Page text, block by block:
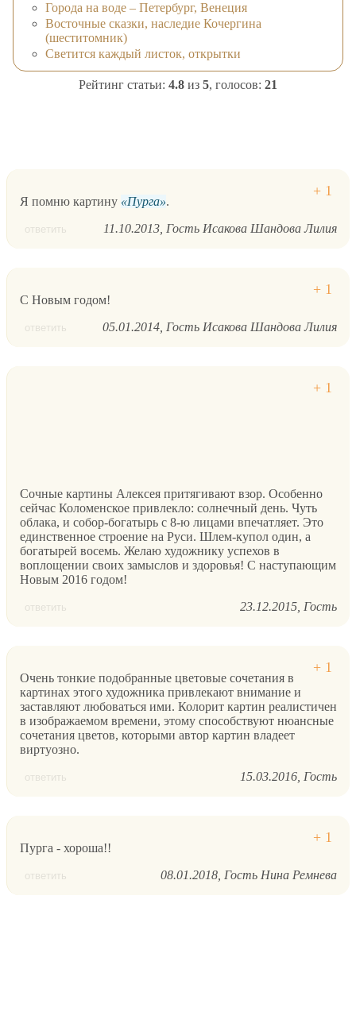
Города на воде – Петербург, Венеция
Восточные сказки, наследие Кочергина
(шеститомник)
Светится каждый листок, открытки
Рейтинг статьи: 4.8 из 5, голосов: 21
Я помню картину Пурга .
ответить 11.10.2013 Гость Исакова Шандова Лилия
С Новым годом!
ответить 05.01.2014 Гость Исакова Шандова Лилия
Сочные картины Алексея притягивают взор. Особенно
сейчас Коломенское привлекло: солнечный день. Чуть
облака, и собор-богатырь с 8-ю лицами впечатляет. Это
единственное строение на Руси. Шлем-купол один, а
богатырей восемь. Желаю художнику успехов в
воплощении своих замыслов и здоровья! С наступающим
Новым 2016 годом!
ответить 23.12.2015 Гость
Очень тонкие подобранные цветовые сочетания в
картинах этого художника привлекают внимание и
заставляют любоваться ими. Колорит картин реалистичен
в изображаемом времени, этому способствуют нюансные
сочетания цветов, которыми автор картин владеет
виртуозно.
ответить 15.03.2016 Гость
Пурга - хороша!!
ответить 08.01.2018 Гость Нина Ремнева